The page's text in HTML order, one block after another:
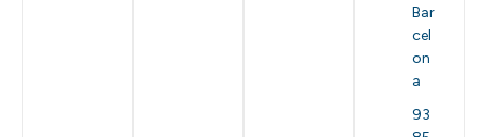
Bar
cel
on
a
93